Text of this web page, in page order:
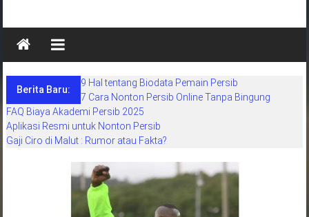
Maung
Persib
situs
berita
khusus
sepakbola
Berita Baru:
9 Hal tentang Biodata Pemain Persib
7 Cara Nonton Persib Online Tanpa Bingung
FAQ Biaya Akademi Persib 2025
Aplikasi Resmi untuk Nonton Persib
Gaji Ciro di Malut : Rumor atau Fakta?